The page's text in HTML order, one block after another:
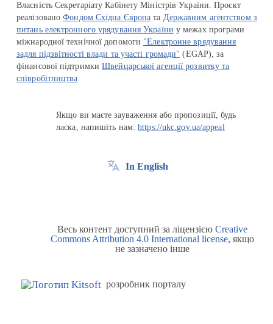
Власність Секретаріату Кабінету Міністрів України. Проєкт
реалізованоФондом Східна Європа та Державним агентством з
питань електронного урядування України у межах програми
міжнародної технічної допомоги "Електронне врядування
задля підзвітності влади та участі громади" (EGAP), за
фінансової підтримкиШвейцарської агенції розвитку та
співробітництва
Якщо ви маєте зауваження або пропозиції, будь
ласка, напишіть нам:https://ukc.gov.ua/appeal
In English
Весь контент доступний за ліцензією Creative
Commons Attribution 4.0 International license, якщо
не зазначено інше
розробник порталу